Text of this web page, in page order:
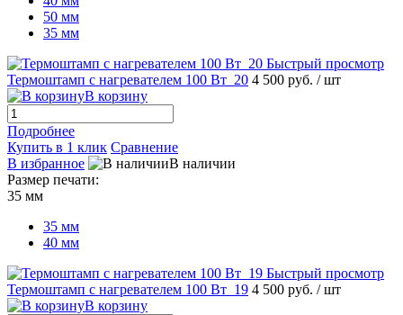
50 мм
35 мм
Быстрый просмотр
Термоштамп с нагревателем 100 Вт_20 4 500 руб. / шт
В корзину
Подробнее
Купить в 1 клик Сравнение
В избранное
В наличии
Размер печати:
35 мм
35 мм
40 мм
Быстрый просмотр
Термоштамп с нагревателем 100 Вт_19 4 500 руб. / шт
В корзину